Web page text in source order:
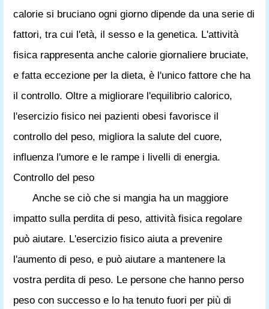
calorie si bruciano ogni giorno dipende da una serie di
fattori, tra cui l'età, il sesso e la genetica. L'attività
fisica rappresenta anche calorie giornaliere bruciate,
e fatta eccezione per la dieta, è l'unico fattore che ha
il controllo. Oltre a migliorare l'equilibrio calorico,
l'esercizio fisico nei pazienti obesi favorisce il
controllo del peso, migliora la salute del cuore,
influenza l'umore e le rampe i livelli di energia.
Controllo del peso
Anche se ciò che si mangia ha un maggiore
impatto sulla perdita di peso, attività fisica regolare
può aiutare. L'esercizio fisico aiuta a prevenire
l'aumento di peso, e può aiutare a mantenere la
vostra perdita di peso. Le persone che hanno perso
peso con successo e lo ha tenuto fuori per più di